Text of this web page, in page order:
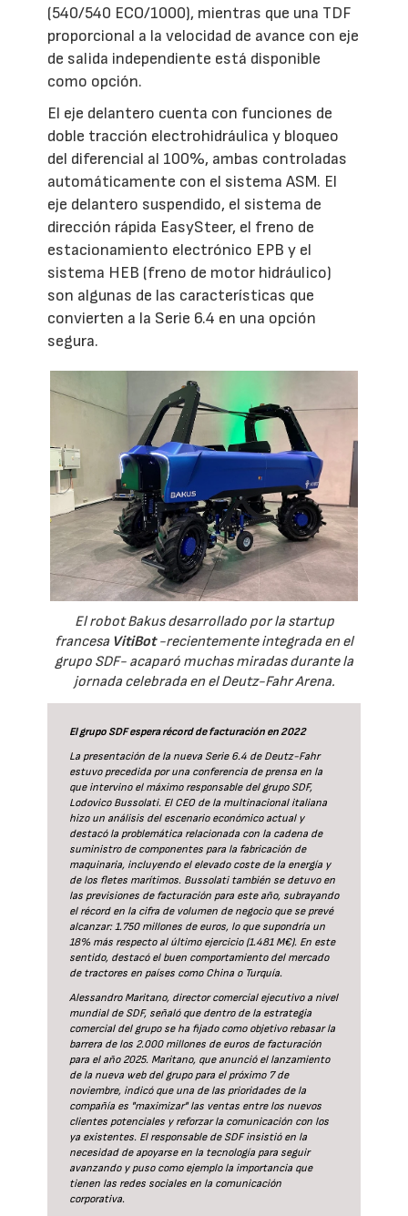
(540/540 ECO/1000), mientras que una TDF
proporcional a la velocidad de avance con eje
de salida independiente está disponible
como opción.
El eje delantero cuenta con funciones de
doble tracción electrohidráulica y bloqueo
del diferencial al 100%, ambas controladas
automáticamente con el sistema ASM. El
eje delantero suspendido, el sistema de
dirección rápida EasySteer, el freno de
estacionamiento electrónico EPB y el
sistema HEB (freno de motor hidráulico)
son algunas de las características que
convierten a la Serie 6.4 en una opción
segura.
El robot Bakus desarrollado por la startup
francesa VitiBot-recientemente integrada en el
grupo SDF- acaparó muchas miradas durante la
jornada celebrada en el Deutz-Fahr Arena.
El grupo SDF espera récord de facturación en 2022
La presentación de la nueva Serie 6.4 de Deutz-Fahr
estuvo precedida por una conferencia de prensa en la
que intervino el máximo responsable del grupo SDF,
Lodovico Bussolati. El CEO de la multinacional italiana
hizo un análisis del escenario económico actual y
destacó la problemática relacionada con la cadena de
suministro de componentes para la fabricación de
maquinaria, incluyendo el elevado coste de la energía y
de los fletes marítimos. Bussolati también se detuvo en
las previsiones de facturación para este año, subrayando
el récord en la cifra de volumen de negocio que se prevé
alcanzar: 1.750 millones de euros, lo que supondría un
18% más respecto al último ejercicio (1.481 M€). En este
sentido, destacó el buen comportamiento del mercado
de tractores en países como China o Turquía.
Alessandro Maritano, director comercial ejecutivo a nivel
mundial de SDF, señaló que dentro de la estrategia
comercial del grupo se ha fijado como objetivo rebasar la
barrera de los 2.000 millones de euros de facturación
para el año 2025. Maritano, que anunció el lanzamiento
de la nueva web del grupo para el próximo 7 de
noviembre, indicó que una de las prioridades de la
compañía es "maximizar" las ventas entre los nuevos
clientes potenciales y reforzar la comunicación con los
ya existentes. El responsable de SDF insistió en la
necesidad de apoyarse en la tecnología para seguir
avanzando y puso como ejemplo la importancia que
tienen las redes sociales en la comunicación
corporativa.